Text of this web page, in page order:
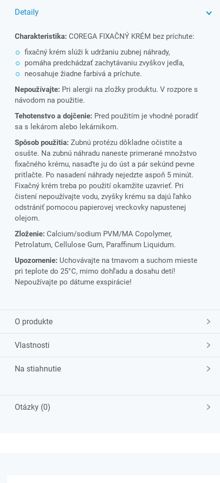
Detaily
Charakteristika: COREGA FIXAČNÝ KRÉM bez príchute:
fixačný krém slúži k udržaniu zubnej náhrady,
pomáha predchádzať zachytávaniu zvyškov jedla,
neosahuje žiadne farbivá a príchute.
Nepoužívajte: Pri alergii na zložky produktu. V rozpore s
návodom na použitie.
Tehotenstvo a dojčenie: Pred použitím je vhodné poradiť
sa s lekárom alebo lekárnikom.
Spôsob použitia: Zubnú protézu dôkladne očistite a
osušte. Na zubnú náhradu naneste primerané množstvo
fixačného krému, nasaďte ju do úst a pár sekúnd pevne
pritlačte. Po nasadení náhrady nejedzte aspoň 5 minút.
Fixačný krém treba po použití okamžite uzavrieť. Pri
čistení nepoužívajte vodu, zvyšky krému sa dajú ľahko
odstrániť pomocou papierovej vreckovky napustenej
olejom.
Zloženie: Calcium/sodium PVM/MA Copolymer,
Petrolatum, Cellulose Gum, Paraffinum Liquidum.
Upozornenie: Uchovávajte na tmavom a suchom mieste
pri teplote do 25°C, mimo dohľadu a dosahu detí!
Nepoužívajte po dátume exspirácie!
O produkte
Vlastnosti
Na stiahnutie
Otázky (0)